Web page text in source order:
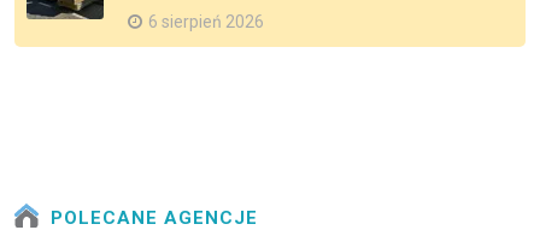
6 sierpień 2026
POLECANE AGENCJE